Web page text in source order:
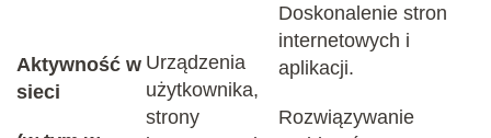
Aktywność w
sieci
Urządzenia
użytkownika,
strony
Doskonalenie stron
internetowych i
aplikacji.
Rozwiązywanie